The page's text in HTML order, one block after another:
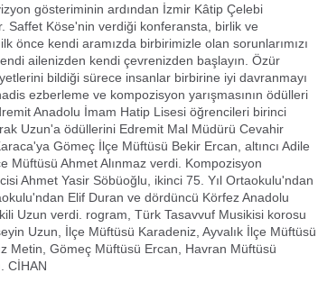
gösteriminin ardından İzmir Kâtip Çelebi
Saffet Köse'nin verdiği konferansta, birlik ve
önce kendi aramızda birbirimizle olan sorunlarımızı
ailenizden kendi çevrenizden başlayın. Özür
bildiği sürece insanlar birbirine iyi davranmayı
ezberleme ve kompozisyon yarışmasının ödülleri
Anadolu İmam Hatip Lisesi öğrencileri birinci
Uzun'a ödüllerini Edremit Mal Müdürü Cevahir
Gömeç İlçe Müftüsü Bekir Ercan, altıncı Adile
Müftüsü Ahmet Alınmaz verdi. Kompozisyon
Ahmet Yasir Söbüoğlu, ikinci 75. Yıl Ortaokulu'ndan
Elif Duran ve dördüncü Körfez Anadolu
Uzun verdi. rogram, Türk Tasavvuf Musikisi korosu
Uzun, İlçe Müftüsü Karadeniz, Ayvalık İlçe Müftüsü
Metin, Gömeç Müftüsü Ercan, Havran Müftüsü
CİHAN